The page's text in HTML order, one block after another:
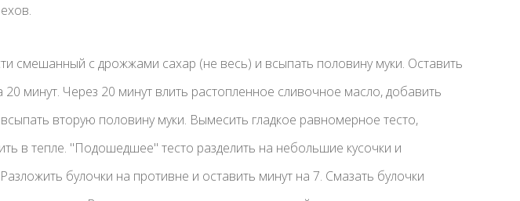
смешанный с дрожжами сахар (не весь) и всыпать половину муки. Оставить
минут. Через 20 минут влить растопленное сливочное масло, добавить
вторую половину муки. Вымесить гладкое равномерное тесто,
в тепле. "Подошедшее" тесто разделить на небольшие кусочки и
булочки на противне и оставить минут на 7. Смазать булочки